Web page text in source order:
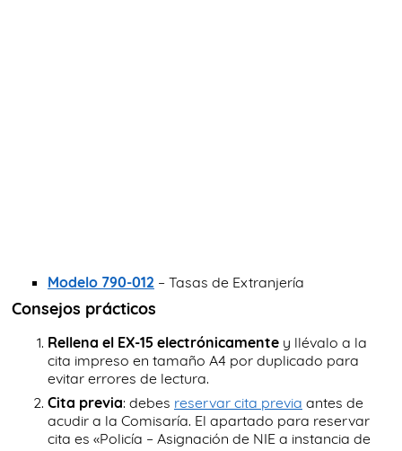
Modelo 790-012 – Tasas de Extranjería
Consejos prácticos
Rellena el EX-15 electrónicamente y llévalo a la
cita impreso en tamaño A4 por duplicado para
evitar errores de lectura.
Cita previa: debes reservar cita previa antes de
acudir a la Comisaría. El apartado para reservar
cita es «Policía – Asignación de NIE a instancia de